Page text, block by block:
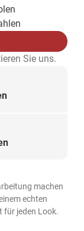
Sie uns.
machen
echten
für jeden Look.